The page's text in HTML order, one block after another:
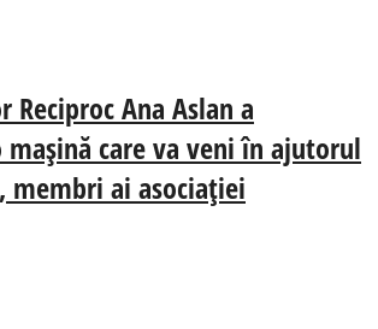
Reciproc Ana Aslan a
care va veni în ajutorul
membri ai asociației